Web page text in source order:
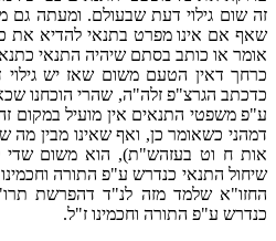
זה שום גילוי דעת שבעולם. ומעתה גם
שאף אם אינו מפרט בתנאי להדיא את
אומר או כותב בסתם שיהיה התנאי כתנאי
כרחך דאין הטעם משום שאז יש גילוי
כדכתב הגרצ"פ זלה"ה, שהרי הוכחנו
ע"פ משפטי התנאים אין מועיל במקום
דמהני כשאומר כן, ואף שאינו מבין
אות ח וט בעזהש"ת), הוא משום
שיחול התנאי כנדרש ע"פ התורה
החזו"א שלמד מזה לנ"ד דהפרשת
כנדרש ע"פ התורה וחכמינו ז"ל.